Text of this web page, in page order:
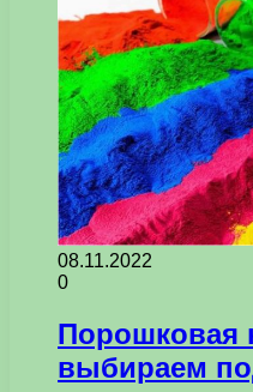
08.11.2022
0
Порошковая
выбираем